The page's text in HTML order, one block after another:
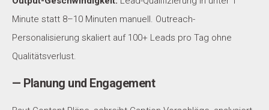
Minute statt 8–10 Minuten manuell. Outreach-
Personalisierung skaliert auf 100+ Leads pro Tag ohne
Qualitätsverlust.
— Planung und Engagement